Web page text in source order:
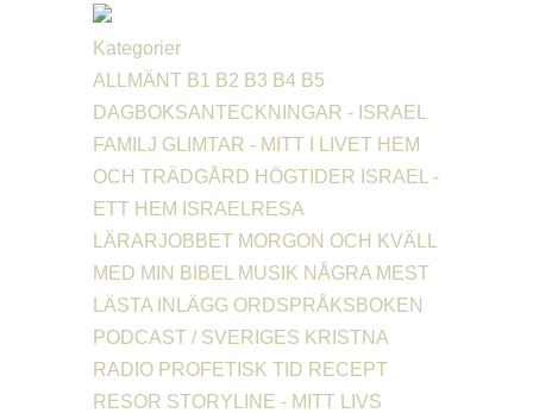
Kategorier
ALLMÄNT B1 B2 B3 B4 B5
DAGBOKSANTECKNINGAR - ISRAEL
FAMILJ GLIMTAR - MITT I LIVET HEM
OCH TRÄDGÅRD HÖGTIDER ISRAEL -
ETT HEM
ISRAELRESA
LÄRARJOBBET MORGON OCH KVÄLL
MED MIN BIBEL
MUSIK NÅGRA MEST
LÄSTA INLÄGG ORDSPRÅKSBOKEN
PODCAST / SVERIGES KRISTNA
RADIO PROFETISK TID RECEPT
RESOR STORYLINE - MITT LIVS